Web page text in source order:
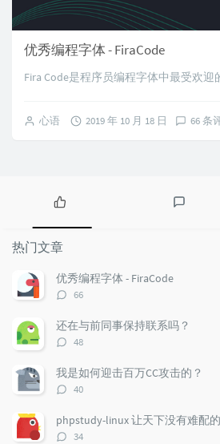
优秀编程字体 - FiraCode
Fira Code是程序员编程字体中最受欢迎
心语 2019 年 10 月 18 日 66 条
热
门
文
章
热门文章
优秀编程字体 - FiraCode
评
数：
66
还在与前同事保持联系吗？
评
数：
48
我是如何迎击百万CC攻击的？
评
数：
40
phpstudy-linux 让天下没有难配
评
34